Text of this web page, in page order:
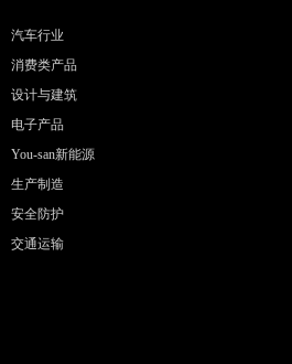
汽车行业
消费类产品
设计与建筑
电子产品
You-san新能源
生产制造
安全防护
交通运输